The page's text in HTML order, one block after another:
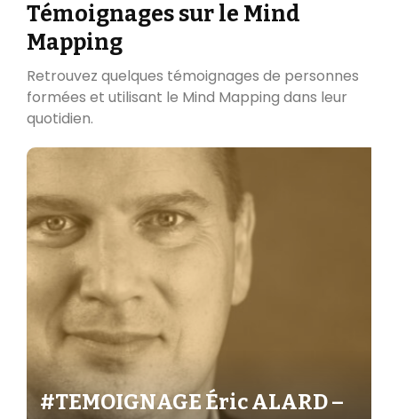
Témoignages sur le Mind
Mapping
Retrouvez quelques témoignages de personnes
formées et utilisant le Mind Mapping dans leur
quotidien.
#TEMOIGNAGE Éric ALARD –